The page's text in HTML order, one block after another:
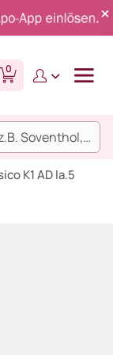
0
K1 AD la.5